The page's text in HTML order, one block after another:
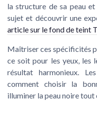
la structure de sa peau
sujet et découvrir une
article sur le fond de teint
Maîtriser ces spécificités
ce soit pour les yeux, les
résultat harmonieux.
comment choisir la
illuminer la peau noire